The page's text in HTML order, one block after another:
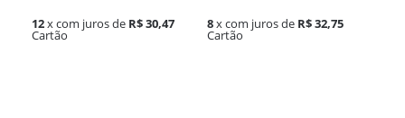
12x com juros de R$ 30,47
Cartão
8x com juros de R$ 32,75
Cartão